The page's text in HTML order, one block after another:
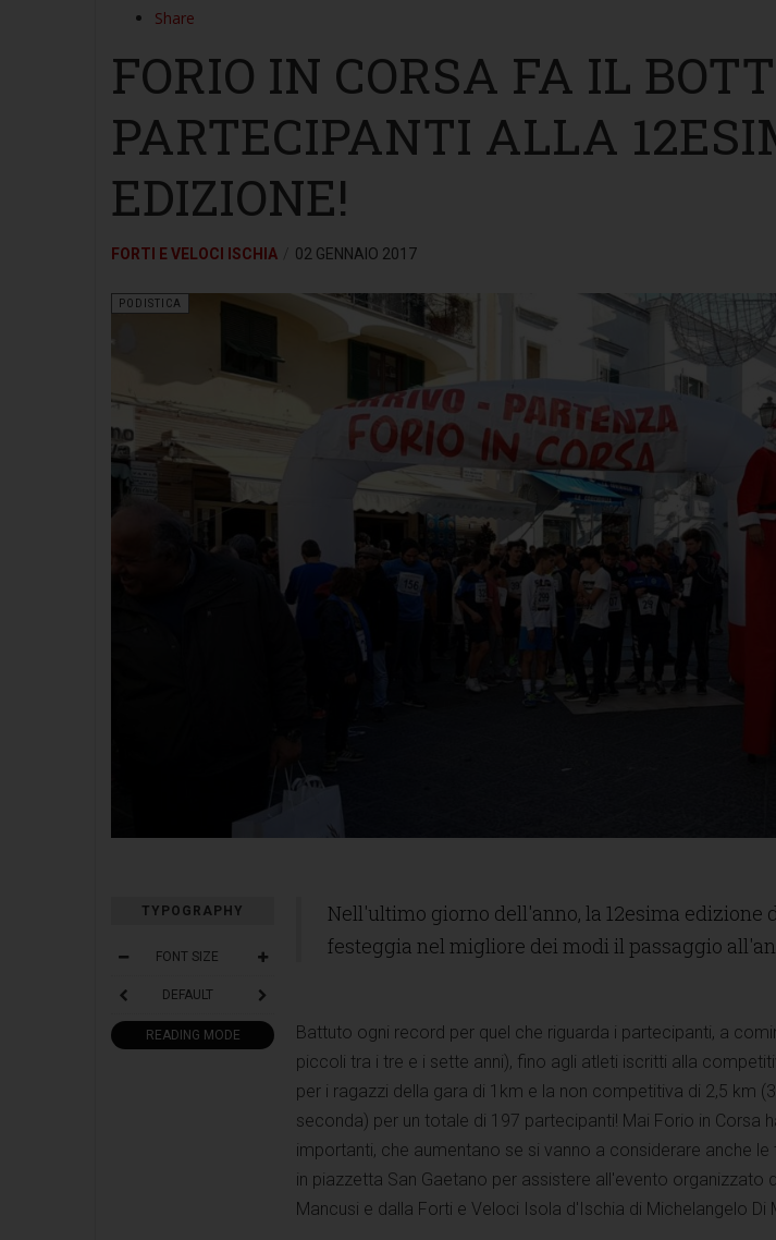
Share
FORIO IN CORSA FA IL
PARTECIPANTI ALLA
EDIZIONE!
FORTI E VELOCI ISCHIA 02 GENNAIO 2017
PODISTICA
TYPOGRAPHY
FONT SIZE
DEFAULT
READING MODE
Nell'ultimo giorno dell'anno, la 12esima edizione
festeggia nel migliore dei modi il passaggio
Battuto ogni record per quel che riguarda i partecipanti, a
piccoli tra i tre e i sette anni), fino agli atleti iscritti alla
per i ragazzi della gara di 1km e la non competitiva di 2,5 km
seconda) per un totale di 197 partecipanti! Mai Forio in Corsa
importanti, che aumentano se si vanno a considerare anche
in piazzetta San Gaetano per assistere all'evento organizzato
Mancusi e dalla Forti e Veloci Isola d'Ischia di Michelangelo Di